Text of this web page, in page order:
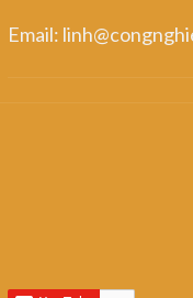
Email: